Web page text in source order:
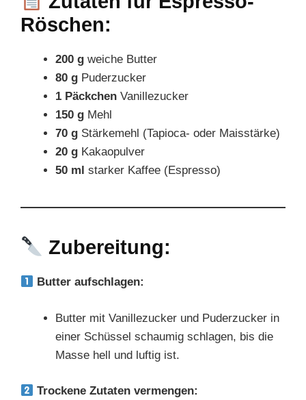
Röschen:
200 g weiche Butter
80 g Puderzucker
1 Päckchen Vanillezucker
150 g Mehl
70 g Stärkemehl (Tapioca- oder Maisstärke)
20 g Kakaopulver
50 ml starker Kaffee (Espresso)
Zubereitung:
Butter aufschlagen:
Butter mit Vanillezucker und Puderzucker in
einer Schüssel schaumig schlagen, bis die
Masse hell und luftig ist.
Trockene Zutaten vermengen: